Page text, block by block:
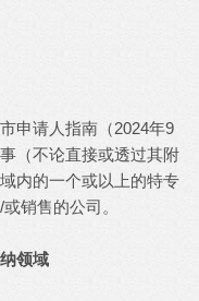
申请人指南（2024年9
（不论直接或透过其附
内的一个或以上的特专
销售的公司。
领域